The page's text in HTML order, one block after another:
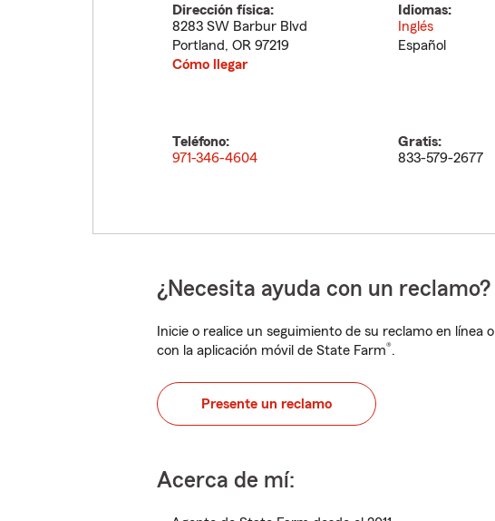
Dirección física:
8283 SW Barbur Blvd
Portland, OR 97219
Cómo llegar
Idiomas:
Inglés
Español
Teléfono:
971-346-4604
Gratis:
833-579-2677
¿Necesita ayuda con un reclamo?
Inicie o realice un seguimiento de su reclamo en línea o
con la aplicación móvil de State Farm®.
Presente un reclamo
Acerca de mí: